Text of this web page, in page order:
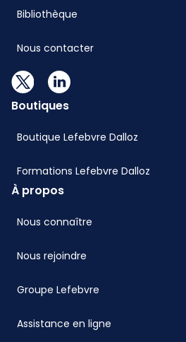
Bibliothèque
Nous contacter
Boutiques
Boutique Lefebvre Dalloz
Formations Lefebvre Dalloz
À propos
Nous connaître
Nous rejoindre
Groupe Lefebvre
Assistance en ligne